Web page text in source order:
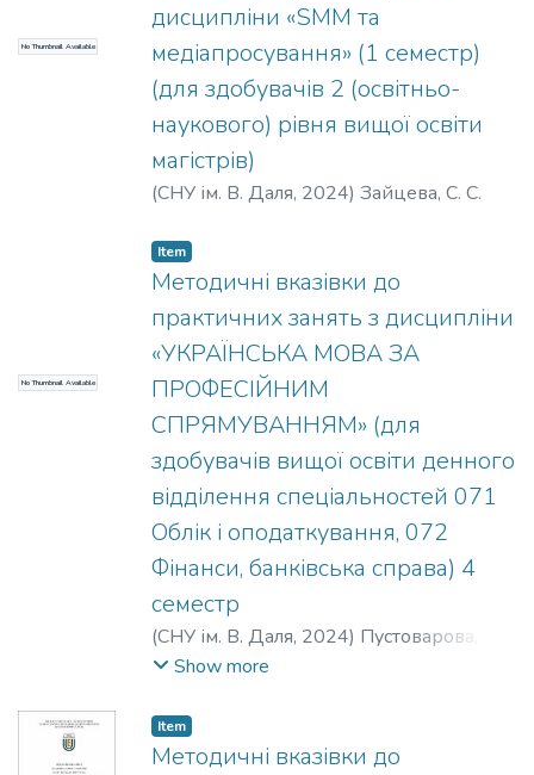
No Thumbnail Available
дисципліни «SMM та
медіапросування» (1 семестр)
(для здобувачів 2 (освітньо-
наукового) рівня вищої освіти
магістрів)
(СНУ ім. В. Даля, 2024) Зайцева, С. С.
No Thumbnail Available
Item
Методичні вказівки до
практичних занять з дисципліни
«УКРАЇНСЬКА МОВА ЗА
ПРОФЕСІЙНИМ
СПРЯМУВАННЯМ» (для
здобувачів вищої освіти денного
відділення спеціальностей 071
Облік і оподаткування, 072
Фінанси, банківська справа) 4
семестр
(СНУ ім. В. Даля, 2024) Пустоварова, О.
О. Show more
Item
Методичні вказівки до